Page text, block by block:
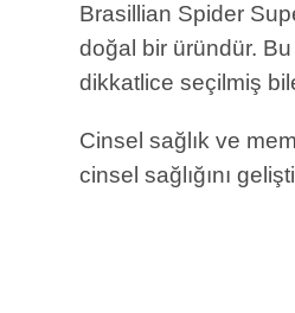
Brasillian Spider
doğal bir üründür. Bu
dikkatlice seçilmiş
Cinsel sağlık ve
cinsel sağlığını